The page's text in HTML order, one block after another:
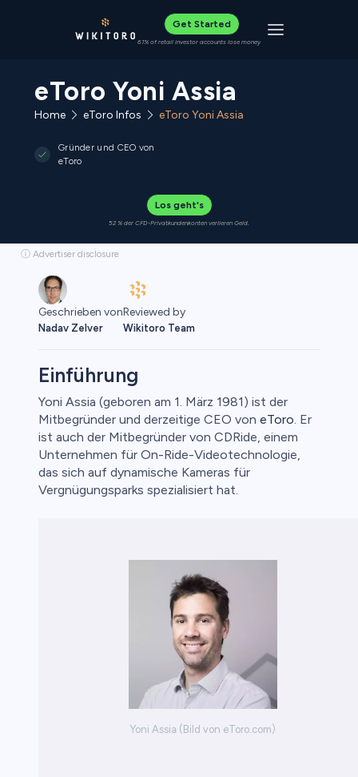
Get Started
61% of retail investor accounts lose money Toggle
eToro Yoni Assia
Home eToro Infos eToro Yoni Assia
Gründer und CEO von
eToro
Los geht's
52 % der CFD-Privatkundenkonten verlieren Geld.
ⓘ Advertiser disclosure
Geschrieben von
Nadav Zelver
Reviewed by
Wikitoro Team
Einführung
Yoni Assia (geboren am 1. März 1981) ist der
Mitbegründer und derzeitige CEO von eToro. Er
ist auch der Mitbegründer von CDRide, einem
Unternehmen für On-Ride-Videotechnologie,
das sich auf dynamische Kameras für
Vergnügungsparks spezialisiert hat.
Yoni Assia (Bild von eToro.com)